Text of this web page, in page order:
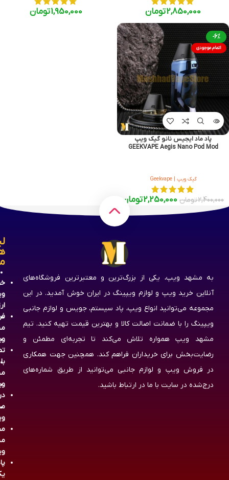
2,850,000تومان 1,950,000تومان
-6%
اتمام موجودی
پاد ماد ایجیس نانو گیک ویپ
GEEKVAPE Aegis Nano Pod Mod
گیک ویپ | Geekvape
2,400,000تومان 2,250,000تومان
به مشهد ویپ، یکی از بزرگ‌ترین و معتبرترین فروشگاه‌های
آنلاین خرید ویپ و لوازم ویپینگ در ایران خوش آمدید. در این
مجموعه می‌توانید انواع ویپ، پاد سیستم، جویس و لوازم جانبی
ویپینگ را با ضمانت اصالت کالا و بهترین قیمت تهیه کنید. تیم
مشهد ویپ همواره تلاش می‌کند تا تجربه‌ای مطمئن و
رضایت‌بخش برای خریداران فراهم کند. همچنین جهت همکاری
در فروش ویپ و لوازم جانبی می‌توانید از طریق شماره‌های
درج‌شده در سایت با ما در ارتباط باشید.
با